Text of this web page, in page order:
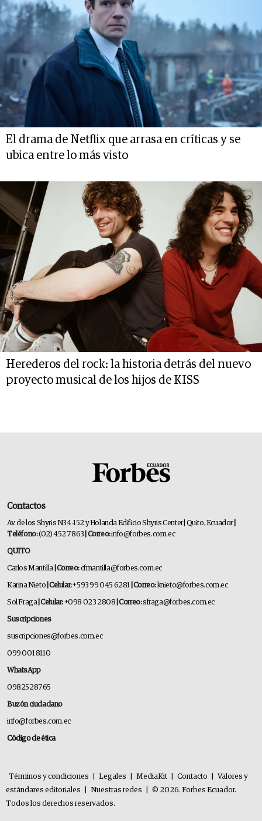
El drama de Netflix que arrasa en críticas y se
ubica entre lo más visto
Herederos del rock: la historia detrás del nuevo
proyecto musical de los hijos de KISS
Contactos
Av. de los Shyris N34-152 y Holanda Edificio Shyris Center | Quito, Ecuador
Teléfono:(02) 452 7863 | Correo:info@forbes.com.ec
QUITO
Carlos Mantilla | Correo:cfmantilla@forbes.com.ec
Karina Nieto | Celular:+593 99 045 6281 | Correo:knieto@forbes.com.ec
Sol Fraga| Celular:+098 023 2808 | Correo:sfraga@forbes.com.ec
Suscripciones
suscripciones@forbes.com.ec
099 001 8110
WhatsApp
0982528765
Buzón ciudadano
info@forbes.com.ec
Código de ética
Términos y condiciones Legales MediaKit Contacto
Valores y
estándares editoriales
Nuestras redes
© 2026. Forbes Ecuador.
Todos los derechos reservados.